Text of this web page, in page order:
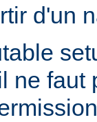
d'un
ne